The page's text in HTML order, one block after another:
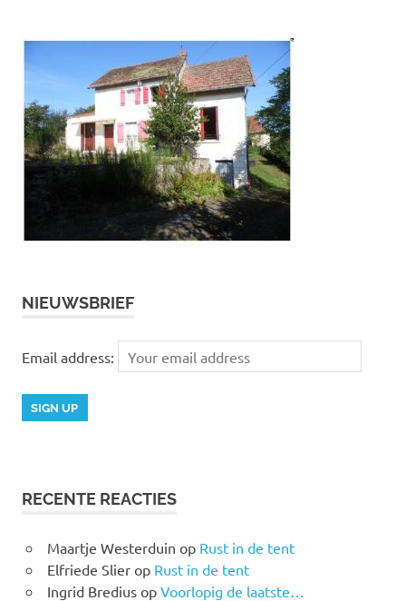
NIEUWSBRIEF
Email address:
RECENTE REACTIES
Maartje Westerduin op Rust in de tent
Elfriede Slierop Rust in de tent
Ingrid Brediusop Voorlopig de laatste…